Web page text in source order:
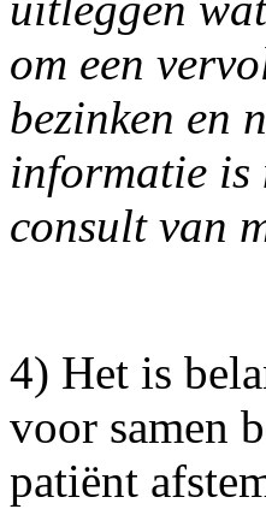
om een
bezinken en
informatie is
consult van
4) Het is
voor samen
patiënt